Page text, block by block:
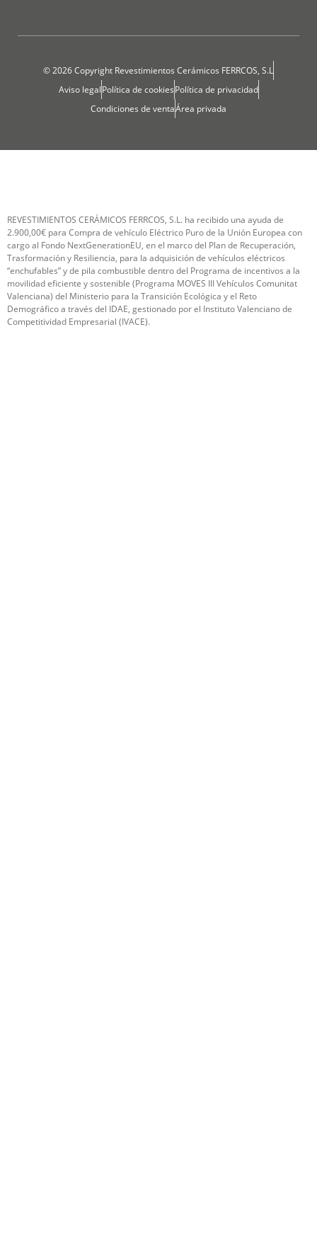
© 2026 Copyright Revestimientos Cerámicos FERRCOS, S.L
Aviso legalPolítica de cookiesPolítica de privacidad
Condiciones de ventaÁrea privada
REVESTIMIENTOS CERÁMICOS FERRCOS, S.L. ha recibido una ayuda de
2.900,00€ para Compra de vehículo Eléctrico Puro de la Unión Europea con
cargo al Fondo NextGenerationEU, en el marco del Plan de Recuperación,
Trasformación y Resiliencia, para la adquisición de vehículos eléctricos
“enchufables” y de pila combustible dentro del Programa de incentivos a la
movilidad eficiente y sostenible (Programa MOVES III Vehículos Comunitat
Valenciana) del Ministerio para la Transición Ecológica y el Reto
Demográfico a través del IDAE, gestionado por el Instituto Valenciano de
Competitividad Empresarial (IVACE).